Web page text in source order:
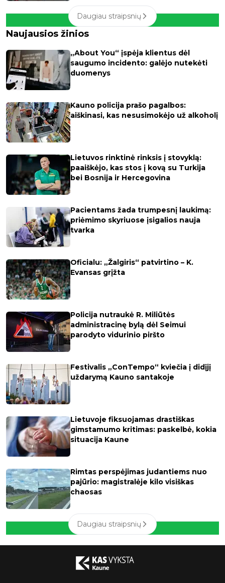
Daugiau straipsnių
Naujausios žinios
„About You“ įspėja klientus dėl
saugumo incidento: galėjo nutekėti
duomenys
Kauno policija prašo pagalbos:
aiškinasi, kas nesusimokėjo už alkoholį
Lietuvos rinktinė rinksis į stovyklą:
paaiškėjo, kas stos į kovą su Turkija
bei Bosnija ir Hercegovina
Pacientams žada trumpesnį laukimą:
priėmimo skyriuose įsigalios nauja
tvarka
Oficialu: „Žalgiris“ patvirtino – K.
Evansas grįžta
Policija nutraukė R. Miliūtės
administracinę bylą dėl Seimui
parodyto vidurinio piršto
Festivalis „ConTempo“ kviečia į didįjį
uždarymą Kauno santakoje
Lietuvoje fiksuojamas drastiškas
gimstamumo kritimas: paskelbė, kokia
situacija Kaune
Rimtas perspėjimas judantiems nuo
pajūrio: magistralėje kilo visiškas
chaosas
Daugiau straipsnių